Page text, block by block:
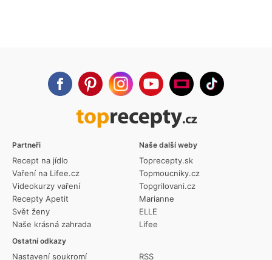
Partneři
Recept na jídlo
Vaření na Lifee.cz
Videokurzy vaření
Recepty Apetit
Svět ženy
Naše krásná zahrada
Ostatní odkazy
Nastavení soukromí
RSS
Naše další weby
Toprecepty.sk
Topmoucniky.cz
Topgrilovani.cz
Marianne
ELLE
Lifee